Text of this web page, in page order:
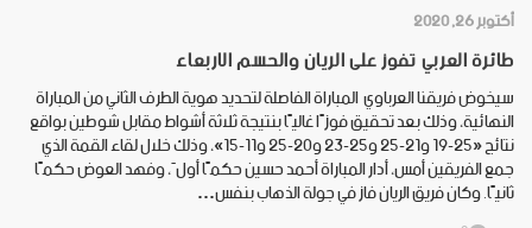
أكتوبر 26, 2020
طائرة العربي تفوز على الريان والحسم الاربعاء
سيخوض فريقنا العرباوي المباراة الفاصلة لتحديد هوية الطرف الثاني من المباراة
النهائية، وذلك بعد تحقيق فوزًا غاليًا بنتيجة ثلاثة أشواط مقابل شوطين بواقع
نتائج «25-19 و21-25 و25-23 و20-25 و11-15»، وذلك خلال لقاء القمة الذي
جمع الفريقين أمس، أدار المباراة أحمد حسين حكمًا أولَ، وفهد العوض حكمًا
ثانيًا. وكان فريق الريان فاز في جولة الذهاب بنفس…